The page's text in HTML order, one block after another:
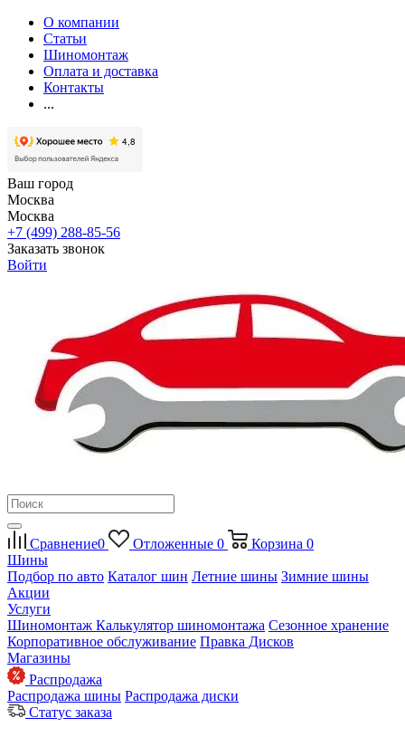
О компании
Статьи
Шиномонтаж
Оплата и доставка
Контакты
...
Ваш город
Москва
Москва
+7 (499) 288-85-56
Заказать звонок
Войти
Сравнение0 Отложенные 0 Корзина 0
Шины
Подбор по авто Каталог шин Летние шины Зимние шины
Акции
Услуги
Шиномонтаж Калькулятор шиномонтажа Сезонное хранение
Корпоративное обслуживание Правка Дисков
Магазины
Распродажа
Распродажа шины Распродажа диски
Статус заказа